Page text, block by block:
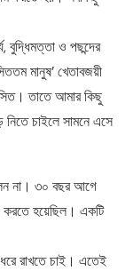
বুদ্ধিমত্তা ও পছন্দের
মানুষ’ খেতাবজয়ী
তাতে আমার কিছু
চাইলে সামনে এসে
না। ৩০ বছর আগে
করতে হয়েছিল। একটি
ধরে রাখতে চাই। এতেই